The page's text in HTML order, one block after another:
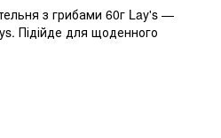
з грибами 60г Lay's —
Підійде для щоденного